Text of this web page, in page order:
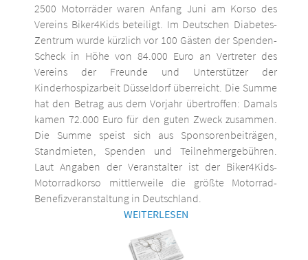
2500 Motorräder waren Anfang Juni am Korso des
Vereins Biker4Kids beteiligt. Im Deutschen Diabetes-
Zentrum wurde kürzlich vor 100 Gästen der Spenden-
Scheck in Höhe von 84.000 Euro an Vertreter des
Vereins der Freunde und Unterstützer der
Kinderhospizarbeit Düsseldorf überreicht. Die Summe
hat den Betrag aus dem Vorjahr übertroffen: Damals
kamen 72.000 Euro für den guten Zweck zusammen.
Die Summe speist sich aus Sponsorenbeiträgen,
Standmieten, Spenden und Teilnehmergebühren.
Laut Angaben der Veranstalter ist der Biker4Kids-
Motorradkorso mittlerweile die größte Motorrad-
Benefizveranstaltung in Deutschland.
WEITERLESEN